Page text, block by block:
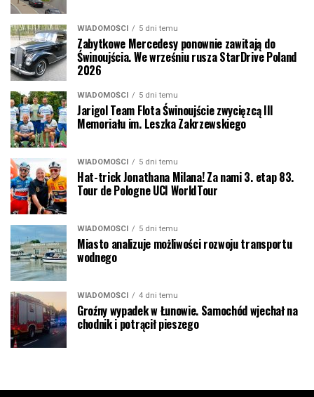
WIADOMOŚCI 5 dni temu
Zabytkowe Mercedesy ponownie zawitają do
Świnoujścia. We wrześniu rusza StarDrive Poland
2026
WIADOMOŚCI 5 dni temu
Jarigol Team Flota Świnoujście zwycięzcą III
Memoriału im. Leszka Zakrzewskiego
WIADOMOŚCI 5 dni temu
Hat-trick Jonathana Milana! Za nami 3. etap 83.
Tour de Pologne UCI WorldTour
WIADOMOŚCI 5 dni temu
Miasto analizuje możliwości rozwoju transportu
wodnego
WIADOMOŚCI 4 dni temu
Groźny wypadek w Łunowie. Samochód wjechał na
chodnik i potrącił pieszego